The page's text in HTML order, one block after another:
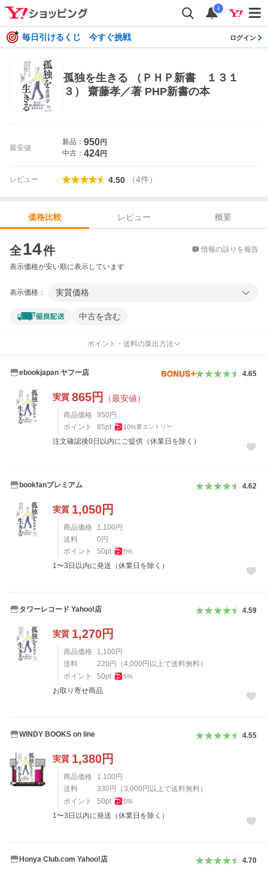
i
毎日引けるくじ 今すぐ挑戦 ログイン
孤独を生きる （ＰＨＰ新書 １３１
３） 齋藤孝／著 PHP新書の本
最安値
新品： 950円
中古： 424円
レビュー 4.50 （4件）
価格比較 レビュー
概要
全14件 情報の誤りを報告
表示価格が安い順に表示しています
表示価格： 実質価格
中古を含む
ポイント・送料の算出方法
ebookjapan ヤフー店 4.65
実質 865円 （最安値）
商品価格 950 円
ポイント
85pt 10%要エントリー
注文確認後0日以内にご提供（休業日を除く）
bookfanプレミアム 4.62
実質 1,050円
商品価格 1,100 円
送料
0 円
ポイント
50pt 5%
1〜3日以内に発送（休業日を除く）
タワーレコード Yahoo!店 4.59
実質 1,270円
商品価格 1,100 円
送料
220 円 （4,000 円以上で送料無料）
ポイント
50pt 5%
お取り寄せ商品
WINDY BOOKS on line 4.55
実質 1,380円
商品価格 1,100 円
送料
330 円 （3,000 円以上で送料無料）
ポイント
50pt 5%
1〜3日以内に発送（休業日を除く）
Honya Club.com Yahoo!店 4.70